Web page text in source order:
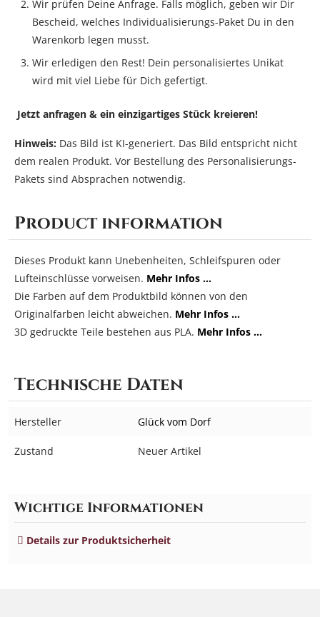
Wir prüfen Deine Anfrage. Falls möglich, geben wir Dir
Bescheid, welches Individualisierungs-Paket Du in den
Warenkorb legen musst.
Wir erledigen den Rest! Dein personalisiertes Unikat
wird mit viel Liebe für Dich gefertigt.
Jetzt anfragen & ein einzigartiges Stück kreieren!
Hinweis: Das Bild ist KI-generiert. Das Bild entspricht nicht
dem realen Produkt. Vor Bestellung des Personalisierungs-
Pakets sind Absprachen notwendig.
Product information
Dieses Produkt kann Unebenheiten, Schleifspuren oder
Lufteinschlüsse vorweisen. Mehr Infos …
Die Farben auf dem Produktbild können von den
Originalfarben leicht abweichen. Mehr Infos …
3D gedruckte Teile bestehen aus PLA. Mehr Infos …
Technische Daten
Hersteller Glück vom Dorf
Zustand Neuer Artikel
Wichtige Informationen
Details zur Produktsicherheit